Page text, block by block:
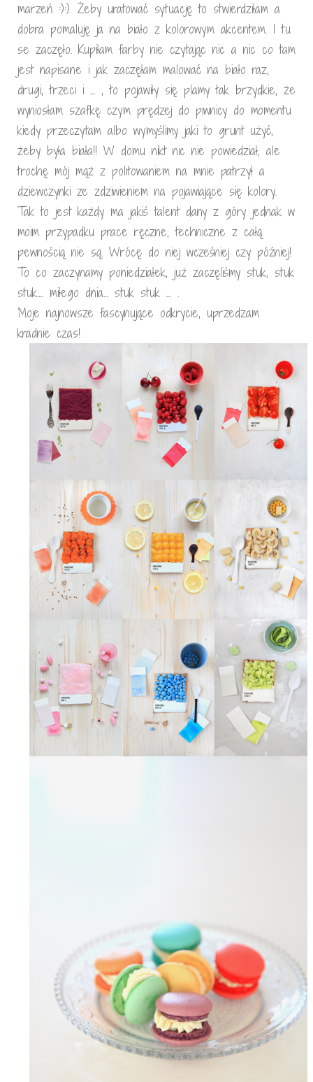
marzeń :):). Żeby uratować sytuację to stwierdziłam a
dobra pomaluję ja na biało z kolorowym akcentem. I tu
se zaczęło. Kupiłam farby nie czytając nic a nic co tam
jest napisane i jak zaczęłam malować na biało raz,
drugi, trzeci i … , to pojawiły się plamy tak brzydkie, że
wyniosłam szafkę czym prędzej do piwnicy do momentu
kiedy przeczytam albo wymyślimy jaki to grunt użyć,
żeby była biała!! W domu nikt nic nie powiedział, ale
trochę mój mąż z politowaniem na mnie patrzył a
dziewczynki ze zdziwieniem na pojawiające się kolory.
Tak to jest każdy ma jakiś talent dany z góry jednak w
moim przypadku prace ręczne, techniczne z całą
pewnością nie są. Wrócę do niej wcześniej czy później!
To co zaczynamy poniedziałek, już zaczęliśmy stuk, stuk
stuk…. miłego dnia… stuk stuk … .
Moje najnowsze fascynujące odkrycie, uprzedzam
kradnie czas!